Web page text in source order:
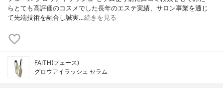
ら とても高評価のコスメでした 長年のエステ実績、サロン事業を通じ
て 先端技術を融合し誠実…続きを見る
FAITH(フェース)
グロウアイラッシュ セラム